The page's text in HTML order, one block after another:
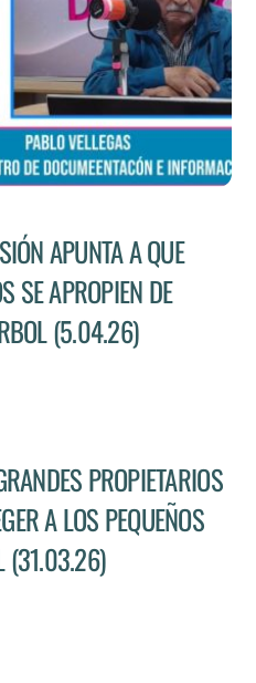
APUNTA A QUE
SE APROPIEN DE
(5.04.26)
PROPIETARIOS
A LOS PEQUEÑOS
(31.03.26)